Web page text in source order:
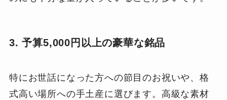
3. 予算5,000円以上の豪華な銘品
特にお世話になった方への節目のお祝いや、格
式高い場所への手土産に選びます。高級な素材